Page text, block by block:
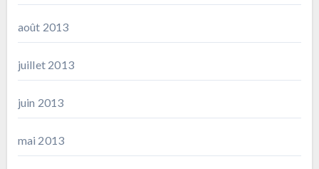
août 2013
juillet 2013
juin 2013
mai 2013